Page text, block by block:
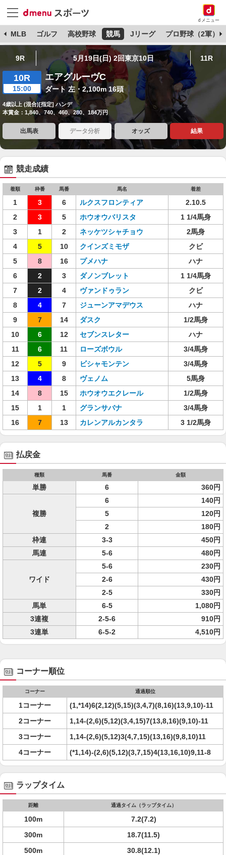
dメニュー
MLB ゴルフ 高校野球 競馬 Jリーグ プロ野球（2軍）
9R 5月19日(日) 2回東京10日 11R
10R
15:00
エアグルーヴC
ダート 左・2,100m 16頭
4歳以上 (混合)[指定] ハンデ
本賞金：1,840、740、460、280、184万円
出馬表 データ分析 オッズ 結果
競走成績
着順 枠番 馬番 馬名 着差
1 3 6 ルクスフロンティア
2.10.5
2
3 5 ホウオウバリスタ
1 1/4馬身
3
1 2 ネッケツシャチョウ
2馬身
4
5 10 クインズミモザ
クビ
5
8 16 プメハナ
ハナ
6
2 3 ダノンブレット
1 1/4馬身
7
2 4 ヴァンドゥラン
クビ
8
4 7 ジューンアマデウス
ハナ
9
7 14 ダスク
1/2馬身
10
6 12 セブンスレター
ハナ
11
6 11 ローズボウル
3/4馬身
12
5 9 ビシャモンテン
3/4馬身
13
4 8 ヴェノム
5馬身
14
8 15 ホウオウエクレール
1/2馬身
15
1 1 グランサバナ
3/4馬身
16
7 13 カレンアルカンタラ 3 1/2馬身
払戻金
種類 馬番 金額
単勝 6 360円
複勝
6
140円
5
120円
2
180円
枠連
3-3
450円
馬連
5-6 480円
ワイド
5-6
230円
2-6
430円
2-5
330円
馬単
6-5
1,080円
3連複
2-5-6
910円
3連単
6-5-2 4,510円
コーナー順位
コーナー 通過順位
1コーナー
(1,*14)6(2,12)(5,15)(3,4,7)(8,16)(13,9,10)-11
2コーナー
1,14-(2,6)(5,12)(3,4,15)7(13,8,16)(9,10)-11
3コーナー
1,14-(2,6)(5,12)3(4,7,15)(13,16)(9,8,10)11
4コーナー
(*1,14)-(2,6)(5,12)(3,7,15)4(13,16,10)9,11-8
ラップタイム
距離 通過タイム（ラップタイム）
100m
7.2(7.2)
300m
18.7(11.5)
500m
30.8(12.1)